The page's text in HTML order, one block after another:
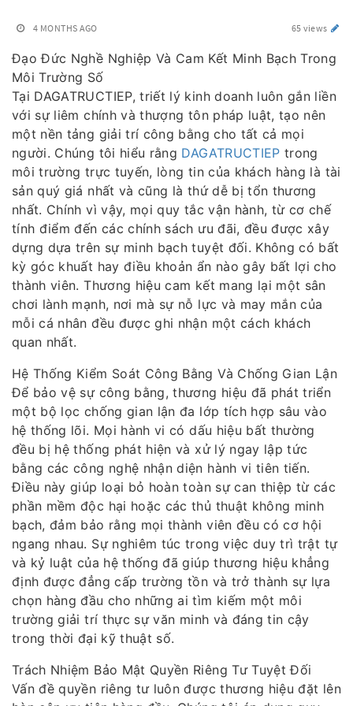
4 MONTHS AGO 65 views
Đạo Đức Nghề Nghiệp Và Cam Kết Minh Bạch Trong
Môi Trường Số
Tại DAGATRUCTIEP, triết lý kinh doanh luôn gắn liền
với sự liêm chính và thượng tôn pháp luật, tạo nên
một nền tảng giải trí công bằng cho tất cả mọi
người. Chúng tôi hiểu rằng DAGATRUCTIEP trong
môi trường trực tuyến, lòng tin của khách hàng là tài
sản quý giá nhất và cũng là thứ dễ bị tổn thương
nhất. Chính vì vậy, mọi quy tắc vận hành, từ cơ chế
tính điểm đến các chính sách ưu đãi, đều được xây
dựng dựa trên sự minh bạch tuyệt đối. Không có bất
kỳ góc khuất hay điều khoản ẩn nào gây bất lợi cho
thành viên. Thương hiệu cam kết mang lại một sân
chơi lành mạnh, nơi mà sự nỗ lực và may mắn của
mỗi cá nhân đều được ghi nhận một cách khách
quan nhất.
Hệ Thống Kiểm Soát Công Bằng Và Chống Gian Lận
Để bảo vệ sự công bằng, thương hiệu đã phát triển
một bộ lọc chống gian lận đa lớp tích hợp sâu vào
hệ thống lõi. Mọi hành vi có dấu hiệu bất thường
đều bị hệ thống phát hiện và xử lý ngay lập tức
bằng các công nghệ nhận diện hành vi tiên tiến.
Điều này giúp loại bỏ hoàn toàn sự can thiệp từ các
phần mềm độc hại hoặc các thủ thuật không minh
bạch, đảm bảo rằng mọi thành viên đều có cơ hội
ngang nhau. Sự nghiêm túc trong việc duy trì trật tự
và kỷ luật của hệ thống đã giúp thương hiệu khẳng
định được đẳng cấp trường tồn và trở thành sự lựa
chọn hàng đầu cho những ai tìm kiếm một môi
trường giải trí thực sự văn minh và đáng tin cậy
trong thời đại kỹ thuật số.
Trách Nhiệm Bảo Mật Quyền Riêng Tư Tuyệt Đối
Vấn đề quyền riêng tư luôn được thương hiệu đặt lên